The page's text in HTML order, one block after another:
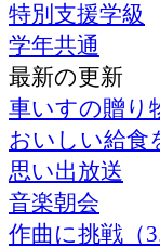
特別支援学級
学年共通
最新の更新
車いすの贈り
おいしい給食
思い出放送
音楽朝会
作曲に挑戦（